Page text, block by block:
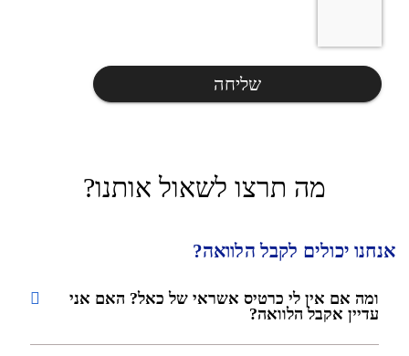
שליחה
מה תרצו לשאול אותנו?
אנחנו יכולים לקבל הלוואה?
ומה אם אין לי כרטיס אשראי של כאל? האם אני
עדיין אקבל הלוואה?